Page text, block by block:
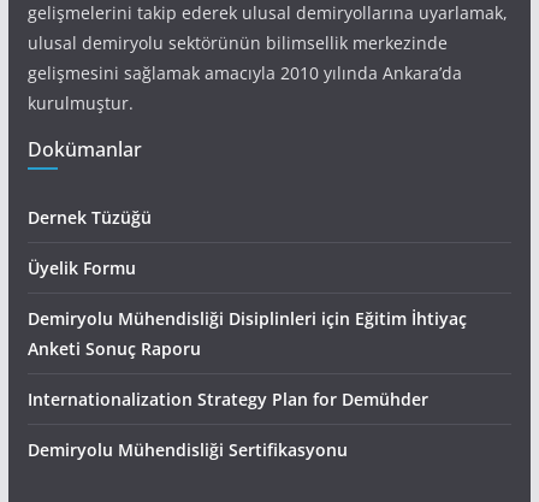
gelişmelerini takip ederek ulusal demiryollarına uyarlamak,
ulusal demiryolu sektörünün bilimsellik merkezinde
gelişmesini sağlamak amacıyla 2010 yılında Ankara’da
kurulmuştur.
Dokümanlar
Dernek Tüzüğü
Üyelik Formu
Demiryolu Mühendisliği Disiplinleri için Eğitim İhtiyaç
Anketi Sonuç Raporu
Internationalization Strategy Plan for Demühder
Demiryolu Mühendisliği Sertifikasyonu